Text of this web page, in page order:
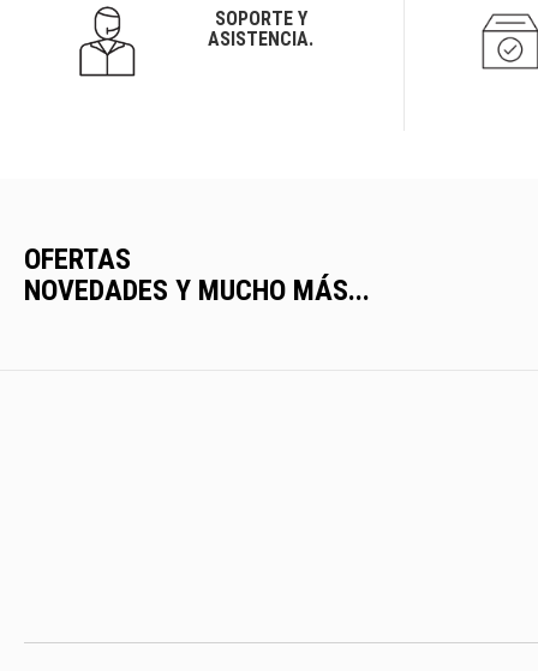
SOPORTE Y
ASISTENCIA.
OFERTAS
NOVEDADES Y MUCHO MÁS...